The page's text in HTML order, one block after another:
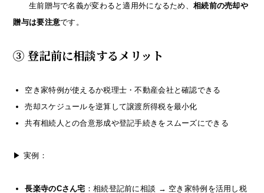
生前贈与で名義が変わると適用外になるため、相続前の売却や
贈与は要注意です。
③ 登記前に相談するメリット
空き家特例が使えるか税理士・不動産会社と確認できる
売却スケジュールを逆算して譲渡所得税を最小化
共有相続人との合意形成や登記手続きをスムーズにできる
▶ 実例：
長楽寺のCさん宅 ：相続登記前に相談 → 空き家特例を活用し税